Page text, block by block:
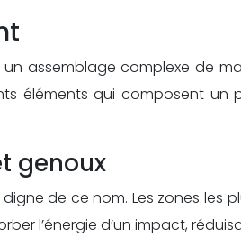
assemblage complexe de
éléments qui composent
genoux
de ce nom. Les zones les
l’énergie d’un impact,